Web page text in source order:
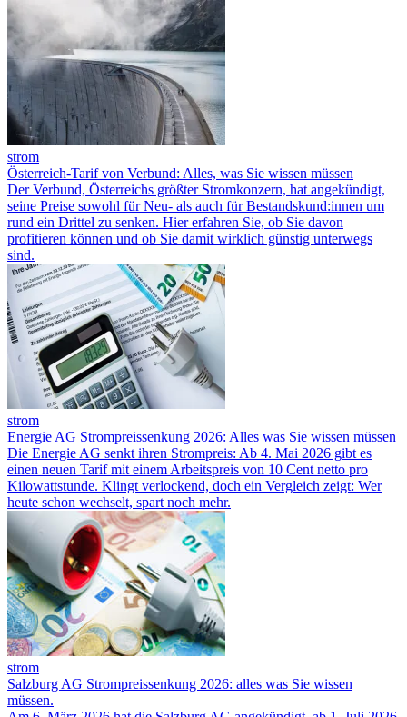
strom
Österreich-Tarif von Verbund: Alles, was Sie wissen müssen
Der Verbund, Österreichs größter Stromkonzern, hat angekündigt,
seine Preise sowohl für Neu- als auch für Bestandskund:innen um
rund ein Drittel zu senken. Hier erfahren Sie, ob Sie davon
profitieren können und ob Sie damit wirklich günstig unterwegs
sind.
strom
Energie AG Strompreissenkung 2026: Alles was Sie wissen müssen
Die Energie AG senkt ihren Strompreis: Ab 4. Mai 2026 gibt es
einen neuen Tarif mit einem Arbeitspreis von 10 Cent netto pro
Kilowattstunde. Klingt verlockend, doch ein Vergleich zeigt: Wer
heute schon wechselt, spart noch mehr.
strom
Salzburg AG Strompreissenkung 2026: alles was Sie wissen
müssen.